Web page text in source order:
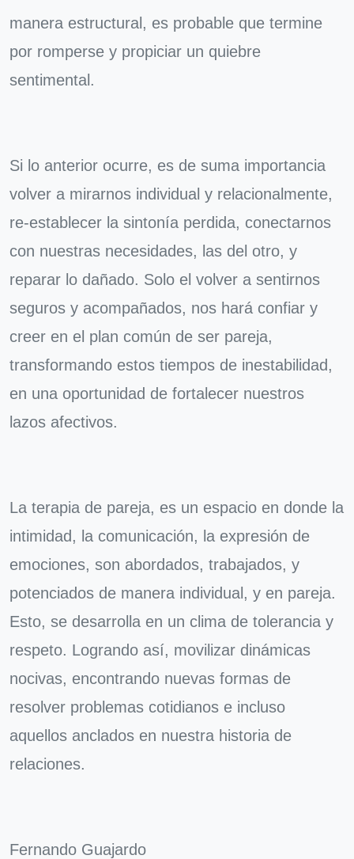
manera estructural, es probable que termine
por romperse y propiciar un quiebre
sentimental.
Si lo anterior ocurre, es de suma importancia
volver a mirarnos individual y relacionalmente,
re-establecer la sintonía perdida, conectarnos
con nuestras necesidades, las del otro, y
reparar lo dañado. Solo el volver a sentirnos
seguros y acompañados, nos hará confiar y
creer en el plan común de ser pareja,
transformando estos tiempos de inestabilidad,
en una oportunidad de fortalecer nuestros
lazos afectivos.
La terapia de pareja, es un espacio en donde la
intimidad, la comunicación, la expresión de
emociones, son abordados, trabajados, y
potenciados de manera individual, y en pareja.
Esto, se desarrolla en un clima de tolerancia y
respeto. Logrando así, movilizar dinámicas
nocivas, encontrando nuevas formas de
resolver problemas cotidianos e incluso
aquellos anclados en nuestra historia de
relaciones.
Fernando Guajardo